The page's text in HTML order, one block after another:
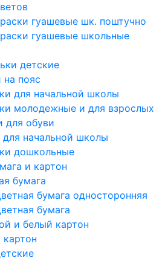
гуашевые шк. поштучно
гуашевые школьные
детские
пояс
для начальной школы
молодежные и для взрослых
для обуви
начальной школы
дошкольные
и картон
бумага
бумага односторонняя
бумага
и белый картон